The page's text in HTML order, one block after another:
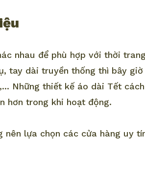
nhau để phù hợp với thời
tay dài truyền thống thì bây giờ
Những thiết kế áo dài Tết cách
hơn trong khi hoạt động.
nên lựa chọn các cửa hàng uy